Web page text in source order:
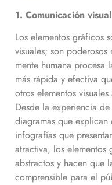
1. Comunicación visual
Los elementos gráficos
visuales; son
mente humana procesa
más rápida y efectiva
otros elementos
Desde la experiencia
diagramas que
infografías que
atractiva, los
abstractos y hacen que
comprensible para el